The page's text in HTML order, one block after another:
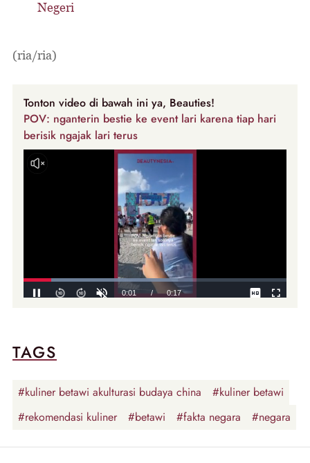
Negeri
(ria/ria)
Tonton video di bawah ini ya, Beauties!
POV: nganterin bestie ke event lari karena tiap hari
berisik ngajak lari terus
TAGS
#kuliner betawi akulturasi budaya china
#kuliner betawi
#rekomendasi kuliner
#betawi #fakta negara #negara